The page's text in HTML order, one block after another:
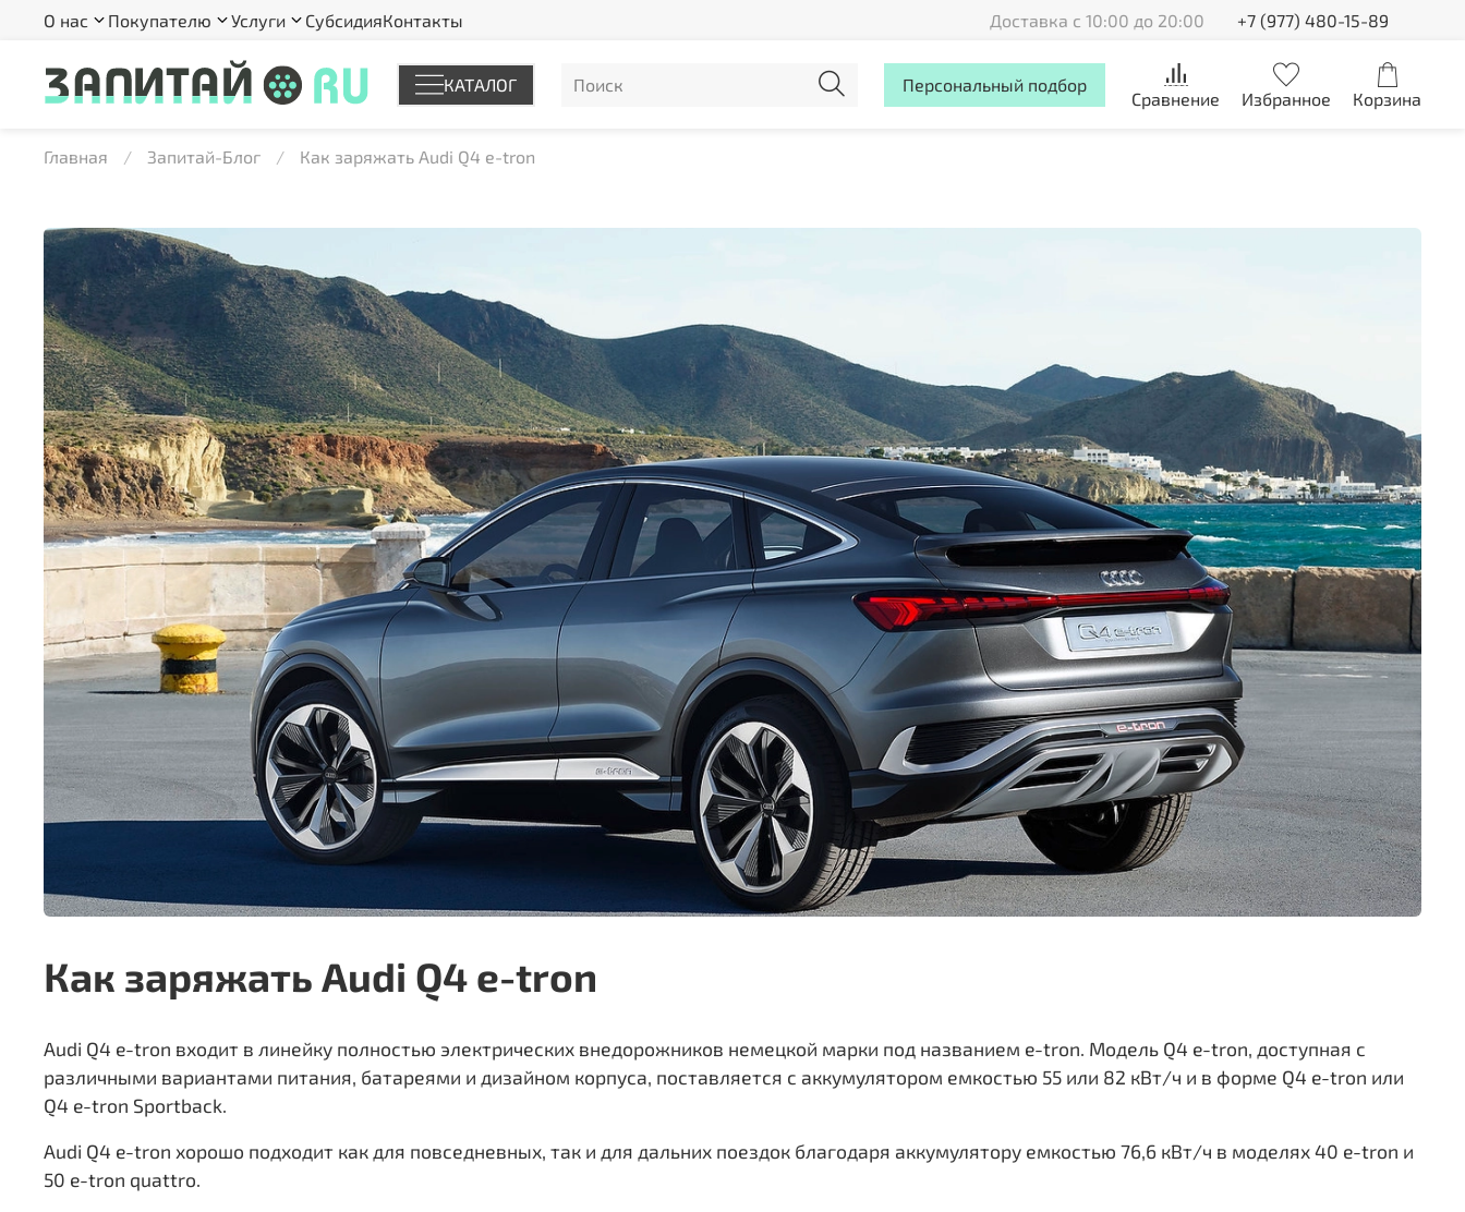
О нас Покупателю Услуги Контакты
Субсидия Доставка с 10:00 до 20:00 +7 (977) 480-15-89
КАТАЛОГ Персональный подбор
Сравнение Избранное Корзина
Главная Запитай-Блог Как заряжать Audi Q4 e-tron
Как заряжать Audi Q4 e-tron
Audi Q4 e-tron входит в линейку полностью электрических внедорожников немецкой марки под названием e-tron. Модель Q4 e-tron, доступная с
различными вариантами питания, батареями и дизайном корпуса, поставляется с аккумулятором емкостью 55 или 82 кВт/ч и в форме Q4 e-tron или
Q4 e-tron Sportback.
Audi Q4 e-tron хорошо подходит как для повседневных, так и для дальних поездок благодаря аккумулятору емкостью 76,6 кВт/ч в моделях 40 e-tron и
50 e-tron quattro.